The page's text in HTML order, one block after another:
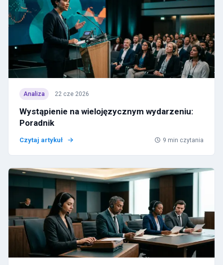
Analiza 22 cze 2026
Wystąpienie na wielojęzycznym wydarzeniu:
Poradnik
Czytaj artykuł 9 min czytania